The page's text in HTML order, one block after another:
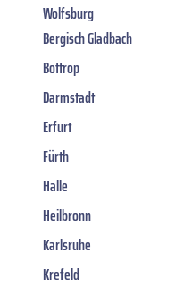
Wolfsburg
Bergisch Gladbach
Bottrop
Darmstadt
Erfurt
Fürth
Halle
Heilbronn
Karlsruhe
Krefeld